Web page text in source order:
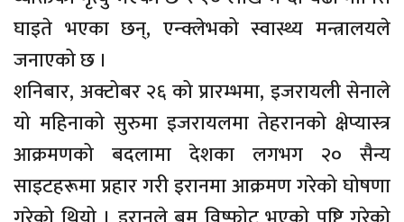
घाइते भएका छन्, एन्क्लेभको स्वास्थ्य मन्त्रालयले
जनाएको छ ।
शनिबार, अक्टोबर २६ को प्रारम्भमा, इजरायली सेनाले
यो महिनाको सुरुमा इजरायलमा तेहरानको क्षेप्यास्त्र
आक्रमणको बदलामा देशका लगभग २० सैन्य
साइटहरूमा प्रहार गरी इरानमा आक्रमण गरेको घोषणा